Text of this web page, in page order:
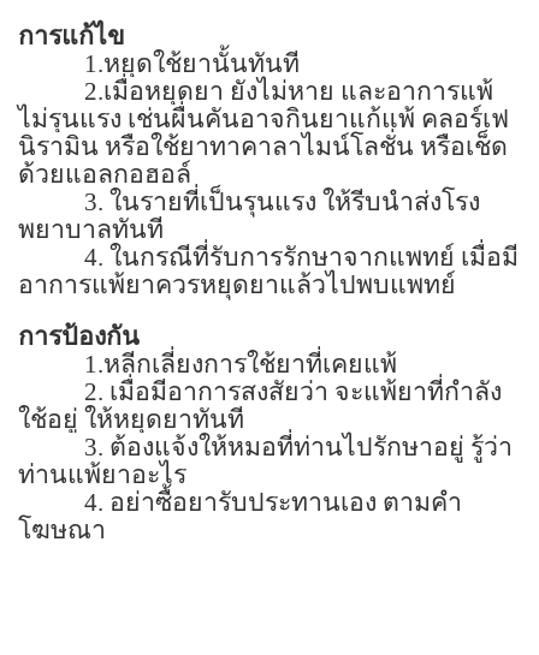
การแก้ไข
1.หยุดใช้ยานั้นทันที
2.เมื่อหยุดยา ยังไม่หาย และอาการแพ้
ไม่รุนแรง เช่นผื่นคันอาจกินยาแก้แพ้ คลอร์เฟ
นิรามิน หรือใช้ยาทาคาลาไมน์โลชั่น หรือเช็ด
ด้วยแอลกอฮอล์
3. ในรายที่เป็นรุนแรง ให้รีบนำส่งโรง
พยาบาลทันที
4. ในกรณีที่รับการรักษาจากแพทย์ เมื่อมี
อาการแพ้ยาควรหยุดยาแล้วไปพบแพทย์
การป้องกัน
1.หลีกเลี่ยงการใช้ยาที่เคยแพ้
2. เมื่อมีอาการสงสัยว่า จะแพ้ยาที่กำลัง
ใช้อยู่ ให้หยุดยาทันที
3. ต้องแจ้งให้หมอที่ท่านไปรักษาอยู่ รู้ว่า
ท่านแพ้ยาอะไร
4. อย่าซื้อยารับประทานเอง ตามคำ
โฆษณา